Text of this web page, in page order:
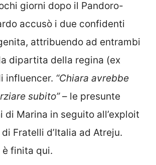
giorni dopo il Pandoro-
accusò i due confidenti
attribuendo ad entrambi
dipartita della regina (ex
influencer. “Chiara avrebbe
subito”– le presunte
di Marina in seguito all’exploit
Fratelli d’Italia ad Atreju.
è finita qui.